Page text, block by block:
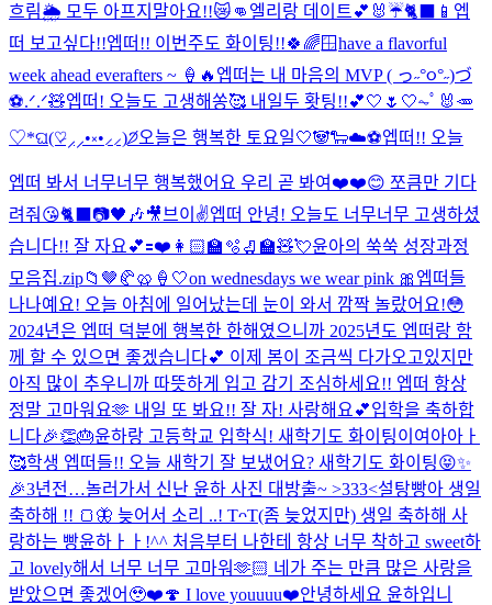
흐림🌦️ 모두 아프지말아요!!😿👊 엘리랑 데이트💕🐰☔️🐈‍⬛📱 엡
떠 보고싶다!!엡떠!! 이번주도 화이팅!!🍀🌈🪟have a flavorful
week ahead everafters ~ 🍦🔥 엡떠는 내 마음의 MVP ( っ˶°૦°˶)づ
⚽️.ᐟ.ᐟ🧸엡떠! 오늘도 고생해쏭🥰 내일두 홧팅!!💕🤍🌷🤍⏦ﾟ🐰🥕
♡︎*ଘ(♡̷⸝⸝•༝•⸝⸝)੭̸오늘은 행복한 토요일🤍🐼🐑☁️⚽️엡떠!! 오늘
엡떠 봐서 너무너무 행복했어요 우리 곧 봐여❤️❤️😊 쪼큼만 기다
려줘😘🐈‍⬛📷🖤🎶🎥 브이✌️엡떠 안녕! 오늘도 너무너무 고생하셨
습니다!! 잘 자요💕🟰❤️ 👩🏻‍🏫🫧🛼🏫🧸💘윤아의 쑥쑥 성장과정
모음집.zip📁 🤎🥐🥨🍦🤍on wednesdays we wear pink 🎀 엡떠들
나나예요! 오늘 아침에 일어났는데 눈이 와서 깜짝 놀랐어요!😳
2024년은 엡떠 덕분에 행복한 한해였으니까 2025년도 엡떠랑 함
께 할 수 있으면 좋겠습니다💕 이제 봄이 조금씩 다가오고있지만
아직 많이 추우니까 따뜻하게 입고 감기 조심하세요!! 엡떠 항상
정말 고마워요🫶 내일 또 봐요!! 잘 자! 사랑해요💕입학을 축하합
니다🎉👏🎂윤하랑 고등학교 입학식! 새학기도 화이팅이여아아ㅏ
🥰학생 엡떠들!! 오늘 새학기 잘 보냈어요? 새학기도 화이팅😝✨
🎉3년전…놀러가서 신난 윤하 사진 대방출~ >333<설탕빵아 생일
축하해 !! 🍞🦋 늦어서 소리 ..! TᴖT(좀 늦었지만) 생일 축하해 사
랑하는 빵윤하ㅏㅏ!^^ 처음부터 나한테 항상 너무 착하고 sweet하
고 lovely해서 너무 너무 고마워🫶🏻 네가 주는 만큼 많은 사랑을
받았으면 좋겠어🥹❤️🍄 I love youuuu❤️안녕하세요 윤하입니